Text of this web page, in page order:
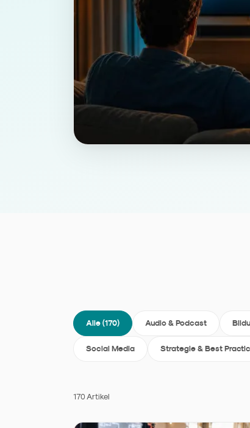
Alle (170) Audio & Podcast
Social Media Strategie & Best
170 Artikel